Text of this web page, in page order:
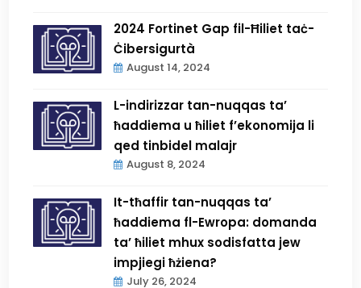
2024 Fortinet Gap fil-Ħiliet taċ-
Ċibersigurtà
August 14, 2024
L-indirizzar tan-nuqqas ta’
ħaddiema u ħiliet f’ekonomija li
qed tinbidel malajr
August 8, 2024
It-tħaffir tan-nuqqas ta’
ħaddiema fl-Ewropa: domanda
ta’ ħiliet mhux sodisfatta jew
impjiegi ħżiena?
July 26, 2024